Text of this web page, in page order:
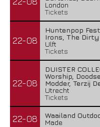
London
Tickets
22-08
Huntenpop
Irons, The Dirty
Ulft
Tickets
22-08
DUISTER
Worship,
Modder, Terzij
Utrecht
Tickets
22-08
Waailand
Made